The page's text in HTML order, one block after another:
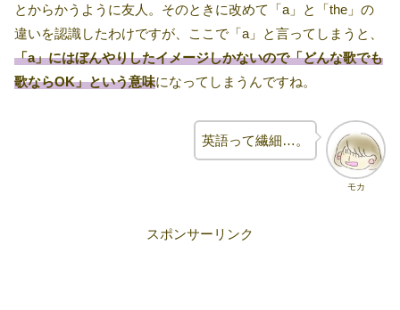
とからかうように友人。そのときに改めて「a」と「the」の
違いを認識したわけですが、ここで「a」と言ってしまうと、
「a」にはぼんやりしたイメージしかないので「どんな歌でも
歌ならOK」という意味になってしまうんですね。
モカ
英語って繊細…。
スポンサーリンク